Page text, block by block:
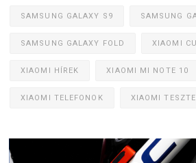
SAMSUNG GALAXY S9 SAMSUNG
SAMSUNG GALAXY FOLD XIAOMI
XIAOMI HÍREK XIAOMI MI NOTE 10
XIAOMI TELEFONOK XIAOMI